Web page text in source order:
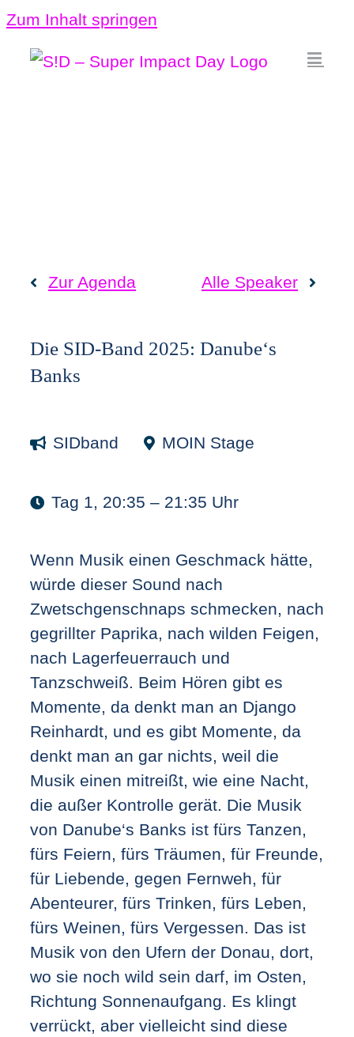
Zum Inhalt springen
Zur Agenda Alle Speaker
Die SID-Band 2025: Danube‘s
Banks
SIDband MOIN Stage
Tag 1, 20:35 – 21:35 Uhr
Wenn Musik einen Geschmack hätte,
würde dieser Sound nach
Zwetschgenschnaps schmecken, nach
gegrillter Paprika, nach wilden Feigen,
nach Lagerfeuerrauch und
Tanzschweiß. Beim Hören gibt es
Momente, da denkt man an Django
Reinhardt, und es gibt Momente, da
denkt man an gar nichts, weil die
Musik einen mitreißt, wie eine Nacht,
die außer Kontrolle gerät. Die Musik
von Danube‘s Banks ist fürs Tanzen,
fürs Feiern, fürs Träumen, für Freunde,
für Liebende, gegen Fernweh, für
Abenteurer, fürs Trinken, fürs Leben,
fürs Weinen, fürs Vergessen. Das ist
Musik von den Ufern der Donau, dort,
wo sie noch wild sein darf, im Osten,
Richtung Sonnenaufgang. Es klingt
verrückt, aber vielleicht sind diese